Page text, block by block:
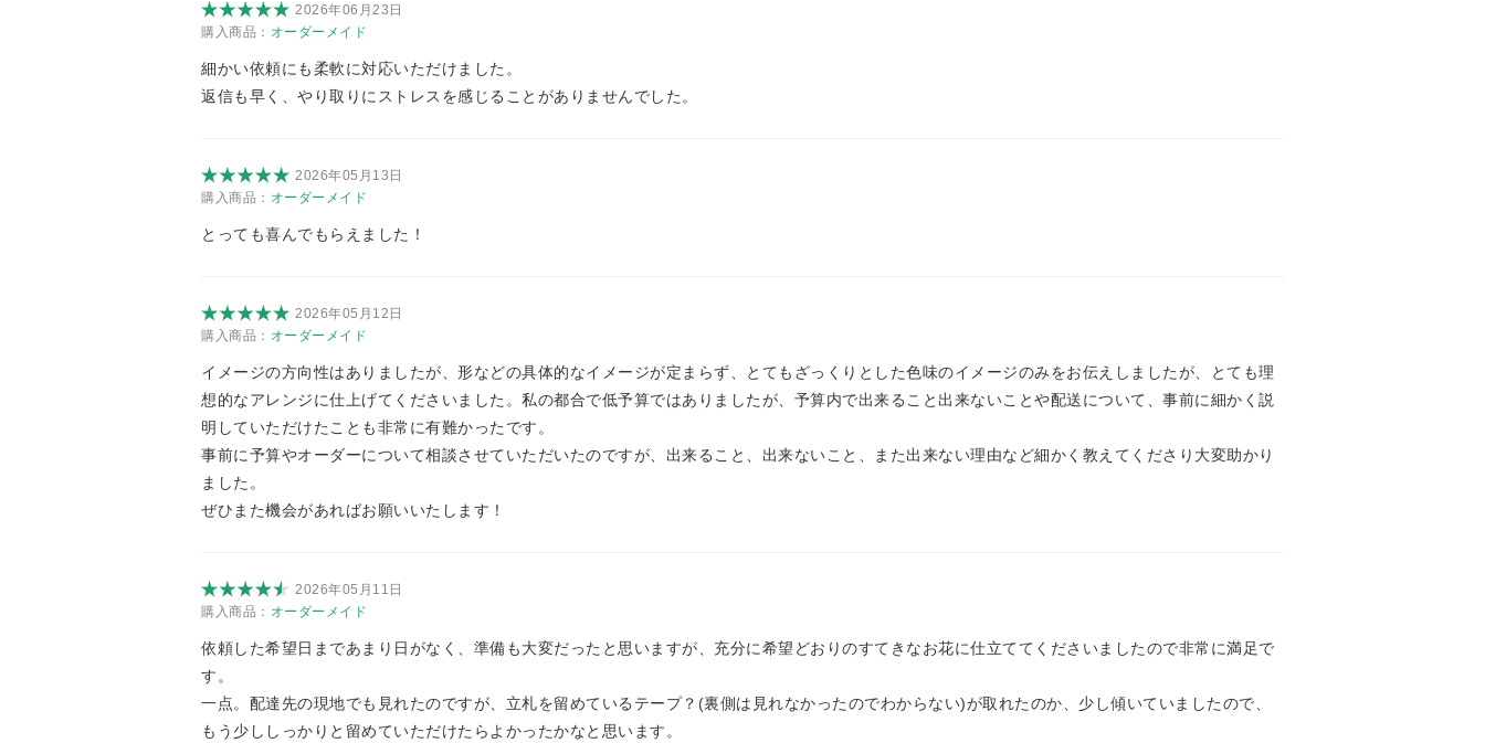
2026年06月23日
購入商品： オーダーメイド
細かい依頼にも柔軟に対応いただけました。
返信も早く、やり取りにストレスを感じることがありませんでした。
2026年05月13日
購入商品： オーダーメイド
とっても喜んでもらえました！
2026年05月12日
購入商品： オーダーメイド
イメージの方向性はありましたが、形などの具体的なイメージが定まらず、とてもざっくりとした色味のイメージのみをお伝えしましたが、とても理
想的なアレンジに仕上げてくださいました。私の都合で低予算ではありましたが、予算内で出来ること出来ないことや配送について、事前に細かく説
明していただけたことも非常に有難かったです。
事前に予算やオーダーについて相談させていただいたのですが、出来ること、出来ないこと、また出来ない理由など細かく教えてくださり大変助かり
ました。
ぜひまた機会があればお願いいたします！
2026年05月11日
購入商品： オーダーメイド
依頼した希望日まであまり日がなく、準備も大変だったと思いますが、充分に希望どおりのすてきなお花に仕立ててくださいましたので非常に満足で
す。
一点。配達先の現地でも見れたのですが、立札を留めているテープ？(裏側は見れなかったのでわからない)が取れたのか、少し傾いていましたので、
もう少ししっかりと留めていただけたらよかったかなと思います。